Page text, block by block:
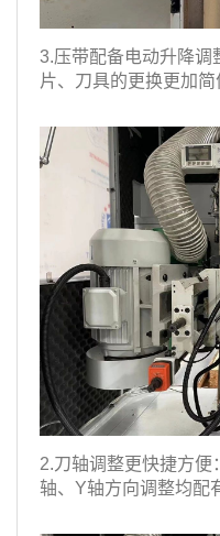
2.刀轴调整更快捷方便
轴、Y轴方向调整均配
3.压带配备电动升降调
片、刀具的更换更加简